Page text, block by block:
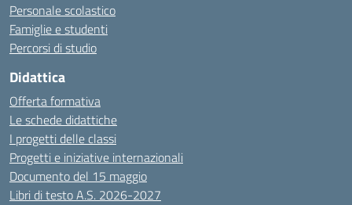
Personale scolastico
Famiglie e studenti
Percorsi di studio
Didattica
Offerta formativa
Le schede didattiche
I progetti delle classi
Progetti e iniziative internazionali
Documento del 15 maggio
Libri di testo A.S. 2026-2027